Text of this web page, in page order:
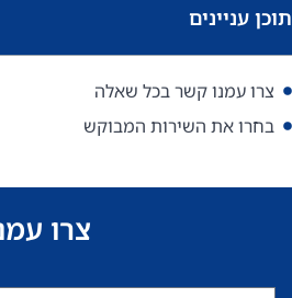
תוכן עניינים
צרו עמנו קשר בכל שאלה
בחרו את השירות המבוקש
צרו